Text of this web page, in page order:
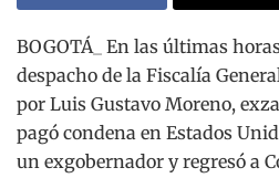
BOGOTÁ_ En las últimas
despacho de la Fiscalía
por Luis Gustavo Moreno,
pagó condena en Estados
un exgobernador y regresó a